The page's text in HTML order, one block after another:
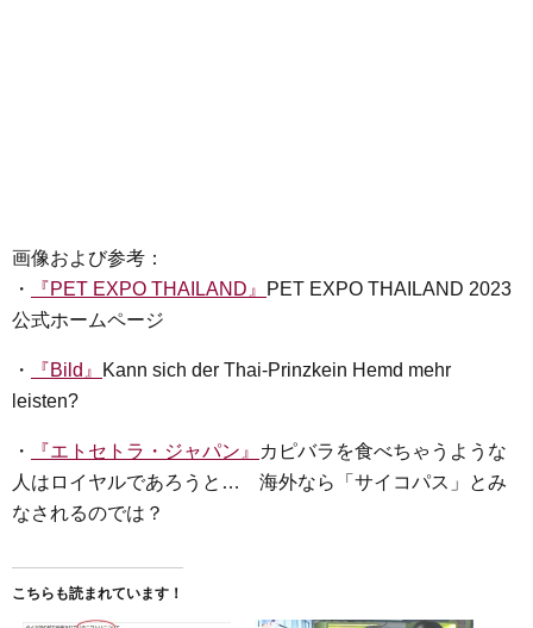
画像および参考：
・
『PET EXPO THAILAND』
PET EXPO THAILAND 2023
公式ホームページ
・ 『Bild』
Kann sich der Thai-Prinzkein Hemd mehr
leisten?
・ 『エトセトラ・ジャパン』
カピバラを食べちゃうような
人はロイヤルであろうと… 海外なら「サイコパス」とみ
なされるのでは？
こちらも読まれています！